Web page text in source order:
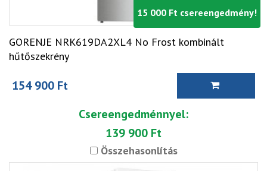
15 000 Ft csereengedmény!
GORENJE NRK619DA2XL4 No Frost kombinált
hűtőszekrény
154 900 Ft
Csereengedménnyel:
139 900 Ft
Összehasonlítás